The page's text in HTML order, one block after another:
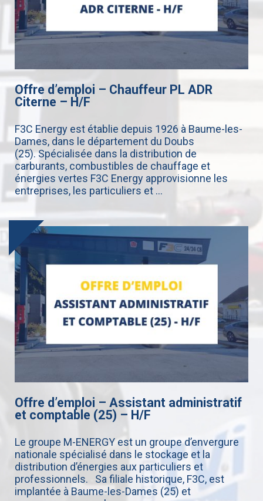
Offre d’emploi – Chauffeur PL ADR
Citerne – H/F
F3C Energy est établie depuis 1926 à Baume-les-
Dames, dans le département du Doubs
(25). Spécialisée dans la distribution de
carburants, combustibles de chauffage et
énergies vertes F3C Energy approvisionne les
entreprises, les particuliers et ...
Offre d’emploi – Assistant administratif
et comptable (25) – H/F
Le groupe M-ENERGY est un groupe d’envergure
nationale spécialisé dans le stockage et la
distribution d’énergies aux particuliers et
professionnels. Sa filiale historique, F3C, est
implantée à Baume-les-Dames (25) et